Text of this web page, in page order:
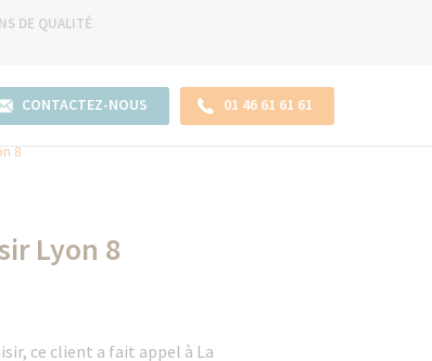
DE QUALITÉ
CONTACTEZ-NOUS 01 46 61 61 61
8
Lyon 8
ce client a fait appel à La